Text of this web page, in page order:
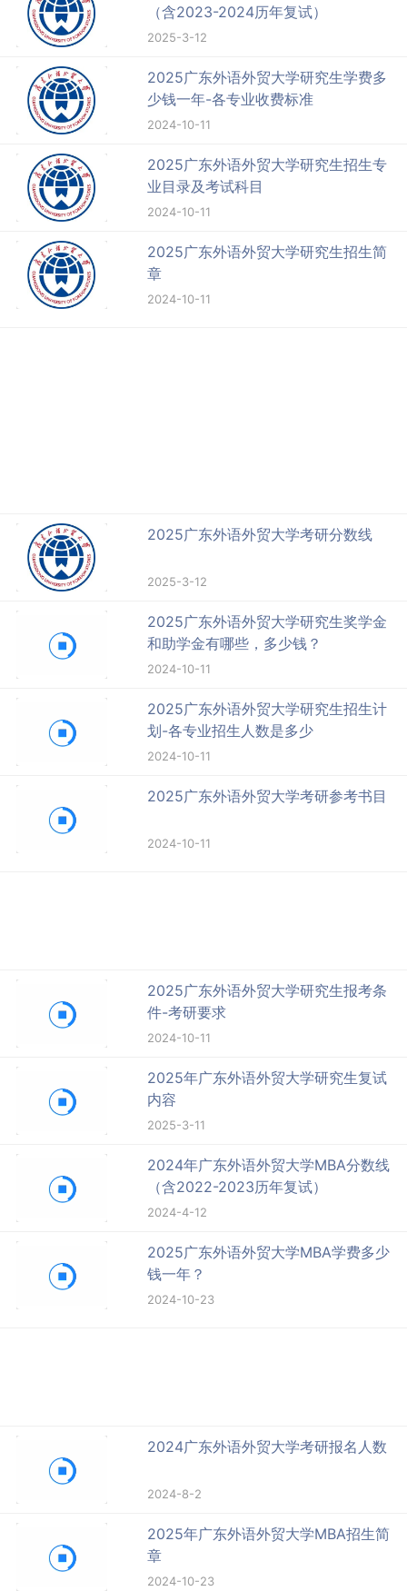
（含2023-2024历年复试）
2025-3-12
2025广东外语外贸大学研究生学费多
少钱一年-各专业收费标准
2024-10-11
2025广东外语外贸大学研究生招生专
业目录及考试科目
2024-10-11
2025广东外语外贸大学研究生招生简
章
2024-10-11
2025广东外语外贸大学考研分数线
2025-3-12
2025广东外语外贸大学研究生奖学金
和助学金有哪些，多少钱？
2024-10-11
2025广东外语外贸大学研究生招生计
划-各专业招生人数是多少
2024-10-11
2025广东外语外贸大学考研参考书目
2024-10-11
2025广东外语外贸大学研究生报考条
件-考研要求
2024-10-11
2025年广东外语外贸大学研究生复试
内容
2025-3-11
2024年广东外语外贸大学MBA分数线
（含2022-2023历年复试）
2024-4-12
2025广东外语外贸大学MBA学费多少
钱一年？
2024-10-23
2024广东外语外贸大学考研报名人数
2024-8-2
2025年广东外语外贸大学MBA招生简
章
2024-10-23